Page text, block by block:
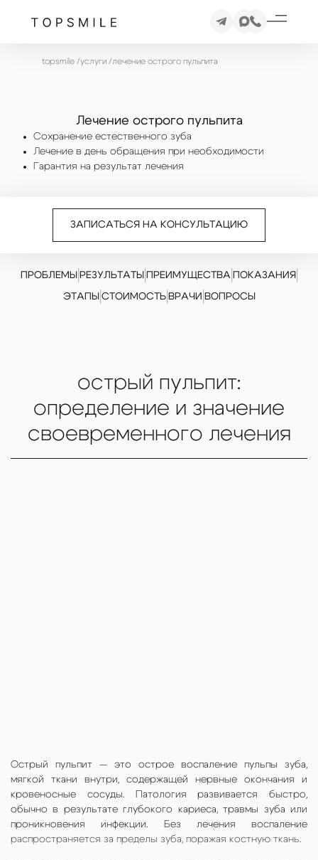
topsmile /услуги /лечение острого пульпита
Лечение острого пульпита
Сохранение естественного зуба
Лечение в день обращения при необходимости
Гарантия на результат лечения
ЗАПИСАТЬСЯ НА КОНСУЛЬТАЦИЮ
ПРОБЛЕМЫ| РЕЗУЛЬТАТЫ| ПРЕИМУЩЕСТВА ПОКАЗАНИЯ|
ЭТАПЫ| СТОИМОСТЬ| ВРАЧИ ВОПРОСЫ
острый пульпит:
определение и значение
своевременного лечения
Острый пульпит — это острое воспаление пульпы зуба,
мягкой ткани внутри, содержащей нервные окончания и
кровеносные сосуды. Патология развивается быстро,
обычно в результате глубокого кариеса, травмы зуба или
проникновения инфекции. Без лечения воспаление
распространяется за пределы зуба, поражая костную ткань.